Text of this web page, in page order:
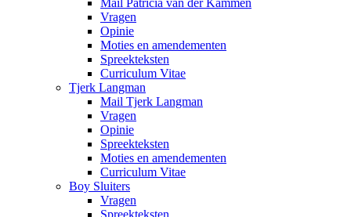
Mail Patricia van der Kammen
Vragen
Opinie
Moties en amendementen
Spreekteksten
Curriculum Vitae
Tjerk Langman
Mail Tjerk Langman
Vragen
Opinie
Spreekteksten
Moties en amendementen
Curriculum Vitae
Boy Sluiters
Vragen
Spreekteksten